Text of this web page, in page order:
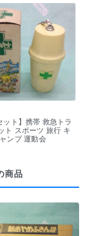
ット】携帯 救急トラ
ト スポーツ 旅行 キ
ャンプ 運動会
商品